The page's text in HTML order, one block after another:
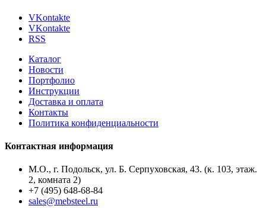
VKontakte
VKontakte
RSS
Каталог
Новости
Портфолио
Инструкции
Доставка и оплата
Контакты
Политика конфиденциальности
Контактная информация
М.О., г. Подольск, ул. Б. Серпуховская, 43. (к. 103, этаж.
2, комната 2)
+7 (495) 648-68-84
sales@mebsteel.ru